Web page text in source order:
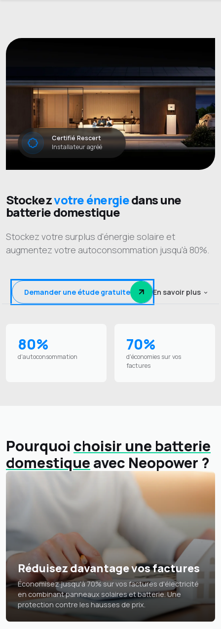
Certifié Rescert
Installateur agréé
Stockezvotre énergiedans une
batterie domestique
Stockez votre surplus d'énergie solaire et
augmentez votre autoconsommation jusqu'à 80%.
Demander une étude gratuite En savoir plus
80%
d'autoconsommation
70%
d'économies sur vos
factures
Pourquoi choisir une batterie
domestique avec Neopower ?
Réduisez davantage vos factures
Économisez jusqu'à 70% sur vos factures d'électricité
en combinant panneaux solaires et batterie. Une
protection contre les hausses de prix.